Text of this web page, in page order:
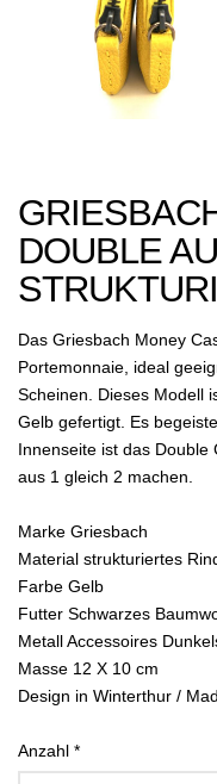
DOUBLE
Das Griesbach Money
Portemonnaie, ideal
Scheinen. Dieses Modell
Gelb gefertigt. Es
Innenseite ist das Double
aus 1 gleich 2 machen.
Marke Griesbach
Material strukturiertes
Farbe Gelb
Futter Schwarzes
Metall Accessoires
Masse 12 X 10 cm
Design in Winterthur /
Anzahl *